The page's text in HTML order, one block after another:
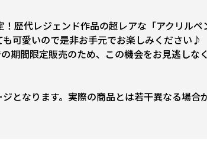
歴代レジェンド作品の超レアな「アクリルペ
も可愛いので是非お手元でお楽しみください♪
期間限定販売のため、この機会をお見逃しな
となります。実際の商品とは若干異なる場合